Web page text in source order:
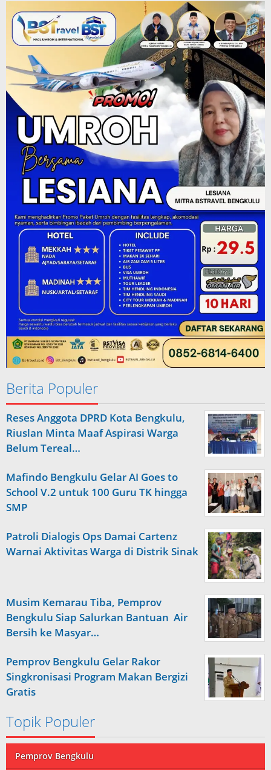
Berita Populer
Reses Anggota DPRD Kota Bengkulu,
Riuslan Minta Maaf Aspirasi Warga
Belum Tereal…
Mafindo Bengkulu Gelar AI Goes to
School V.2 untuk 100 Guru TK hingga
SMP
Patroli Dialogis Ops Damai Cartenz
Warnai Aktivitas Warga di Distrik Sinak
Musim Kemarau Tiba, Pemprov
Bengkulu Siap Salurkan Bantuan Air
Bersih ke Masyar…
Pemprov Bengkulu Gelar Rakor
Singkronisasi Program Makan Bergizi
Gratis
Topik Populer
Pemprov Bengkulu